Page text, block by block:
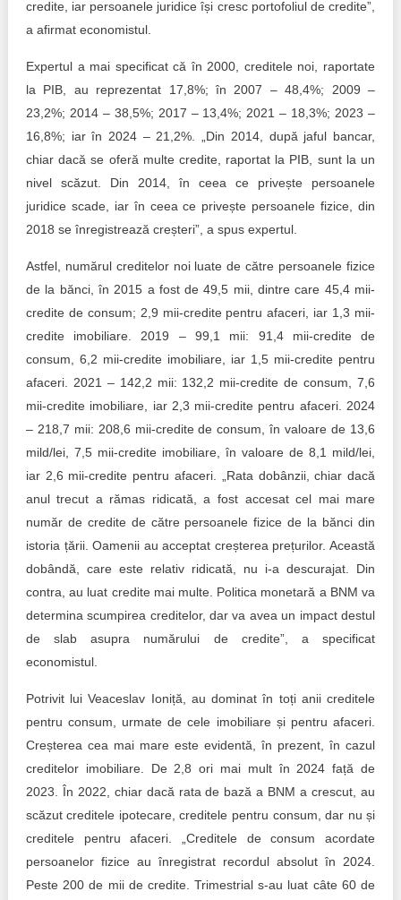
credite, iar persoanele juridice își cresc portofoliul de credite”,
a afirmat economistul.
Expertul a mai specificat că în 2000, creditele noi, raportate
la PIB, au reprezentat 17,8%; în 2007 – 48,4%; 2009 –
23,2%; 2014 – 38,5%; 2017 – 13,4%; 2021 – 18,3%; 2023 –
16,8%; iar în 2024 – 21,2%. „Din 2014, după jaful bancar,
chiar dacă se oferă multe credite, raportat la PIB, sunt la un
nivel scăzut. Din 2014, în ceea ce privește persoanele
juridice scade, iar în ceea ce privește persoanele fizice, din
2018 se înregistrează creșteri”, a spus expertul.
Astfel, numărul creditelor noi luate de către persoanele fizice
de la bănci, în 2015 a fost de 49,5 mii, dintre care 45,4 mii-
credite de consum; 2,9 mii-credite pentru afaceri, iar 1,3 mii-
credite imobiliare. 2019 – 99,1 mii: 91,4 mii-credite de
consum, 6,2 mii-credite imobiliare, iar 1,5 mii-credite pentru
afaceri. 2021 – 142,2 mii: 132,2 mii-credite de consum, 7,6
mii-credite imobiliare, iar 2,3 mii-credite pentru afaceri. 2024
– 218,7 mii: 208,6 mii-credite de consum, în valoare de 13,6
mild/lei, 7,5 mii-credite imobiliare, în valoare de 8,1 mild/lei,
iar 2,6 mii-credite pentru afaceri. „Rata dobânzii, chiar dacă
anul trecut a rămas ridicată, a fost accesat cel mai mare
număr de credite de către persoanele fizice de la bănci din
istoria țării. Oamenii au acceptat creșterea prețurilor. Această
dobândă, care este relativ ridicată, nu i-a descurajat. Din
contra, au luat credite mai multe. Politica monetară a BNM va
determina scumpirea creditelor, dar va avea un impact destul
de slab asupra numărului de credite”, a specificat
economistul.
Potrivit lui Veaceslav Ioniță, au dominat în toți anii creditele
pentru consum, urmate de cele imobiliare și pentru afaceri.
Creșterea cea mai mare este evidentă, în prezent, în cazul
creditelor imobiliare. De 2,8 ori mai mult în 2024 față de
2023. În 2022, chiar dacă rata de bază a BNM a crescut, au
scăzut creditele ipotecare, creditele pentru consum, dar nu și
creditele pentru afaceri. „Creditele de consum acordate
persoanelor fizice au înregistrat recordul absolut în 2024.
Peste 200 de mii de credite. Trimestrial s-au luat câte 60 de